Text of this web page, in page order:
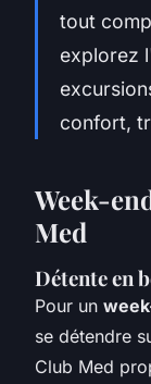
tout
explorez
confort,
Week-
Med
Détente en
Pour un
se détendre
Club Med